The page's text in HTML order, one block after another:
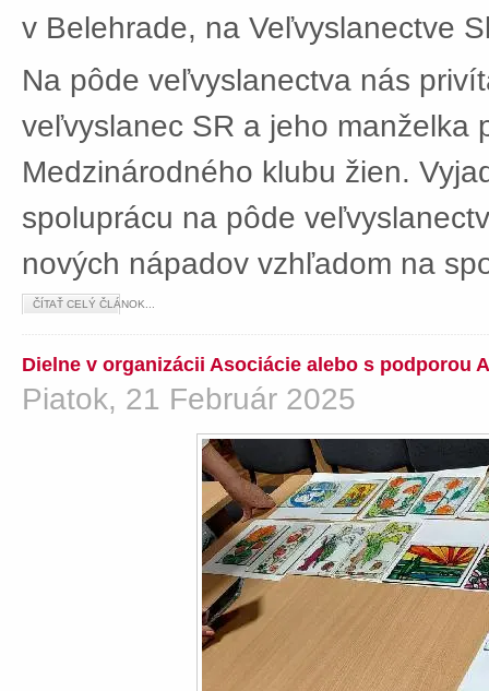
v Belehrade, na Veľvyslanectve
Na pôde veľvyslanectva nás
veľvyslanec SR a jeho manželka
Medzinárodného klubu žien.
spoluprácu na pôde
nových nápadov vzhľadom na
ČÍTAŤ CELÝ ČLÁNOK...
Dielne v organizácii Asociácie alebo s podporou
Piatok, 21 Február 2025